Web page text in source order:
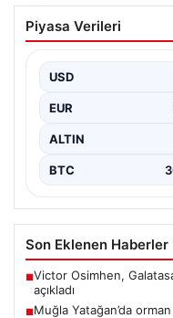
Muğla
{ “title”: “Muğla
Piyasa Verileri
USD
EUR
ALTIN
BTC
Son Eklenen Haberler
■Victor Osimhen,
açıkladı
■Muğla Yatağan’da orman